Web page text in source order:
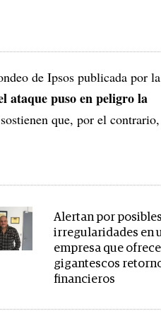
de Ipsos publicada por
ataque puso en peligro la
que, por el
Alertan por posibles
irregularidades en
empresa que ofrece
gigantescos
financieros